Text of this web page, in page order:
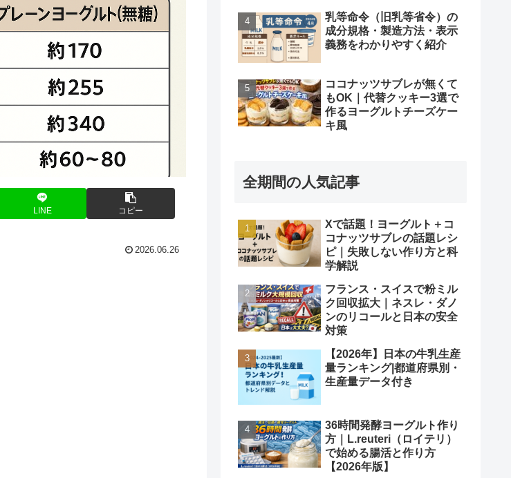
LINE コピー
2026.06.26
乳等命令（旧乳等省令）の
成分規格・製造方法・表示
義務をわかりやすく紹介
ココナッツサブレが無くて
もOK｜代替クッキー3選で
作るヨーグルトチーズケー
キ風
全期間の人気記事
Xで話題！ヨーグルト＋コ
コナッツサブレの話題レシ
ピ｜失敗しない作り方と科
学解説
フランス・スイスで粉ミル
ク回収拡大｜ネスレ・ダノ
ンのリコールと日本の安全
対策
【2026年】日本の牛乳生産
量ランキング|都道府県別・
生産量データ付き
36時間発酵ヨーグルト作り
方｜L.reuteri（ロイテリ）
で始める腸活と作り方
【2026年版】